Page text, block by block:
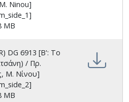
Ninou]
MB
DG 6913 [Β': Το
/ Πρ.
Μ. Νίνου]
MB